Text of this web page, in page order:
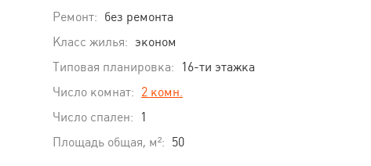
Ремонт: без ремонта
Класс жилья: эконом
Типовая планировка:
16-ти этажка
Число комнат: 2 комн.
Число спален:
1
Площадь общая, м²: 50